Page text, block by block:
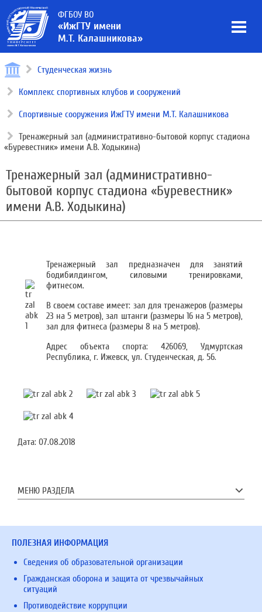
ФГБОУ ВО
«ИжГТУ имени
М.Т. Калашникова»
Студенческая жизнь
Комплекс спортивных клубов и сооружений
Спортивные сооружения ИжГТУ имени М.Т. Калашникова
Тренажерный зал (административно-бытовой корпус стадиона
«Буревестник» имени А.В. Ходыкина)
Тренажерный зал (административно-
бытовой корпус стадиона «Буревестник»
имени А.В. Ходыкина)
Тренажерный зал предназначен для занятий
бодибилдингом, силовыми тренировками,
фитнесом.
В своем составе имеет: зал для тренажеров (размеры
23 на 5 метров), зал штанги (размеры 16 на 5 метров),
зал для фитнеса (размеры 8 на 5 метров).
Адрес объекта спорта: 426069, Удмуртская
Республика, г. Ижевск, ул. Студенческая, д. 56.
Дата: 07.08.2018
МЕНЮ РАЗДЕЛА
ПОЛЕЗНАЯ ИНФОРМАЦИЯ
Сведения об образовательной организации
Гражданская оборона и защита от чрезвычайных
ситуаций
Противодействие коррупции